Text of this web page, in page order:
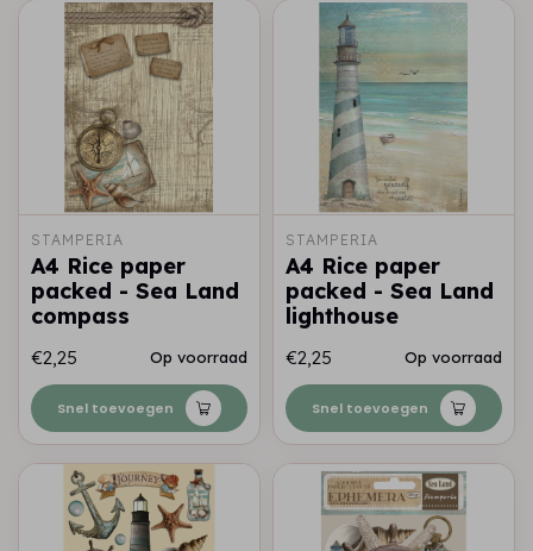
STAMPERIA
A4 Rice paper
packed - Sea Land
compass
€2,25 Op voorraad
Snel toevoegen
STAMPERIA
A4 Rice paper
packed - Sea Land
lighthouse
€2,25 Op voorraad
Snel toevoegen